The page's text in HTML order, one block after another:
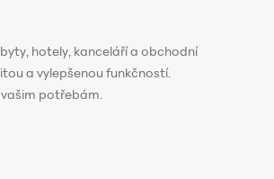
hotely, kanceláří a obchodní
a vylepšenou funkčností.
potřebám.